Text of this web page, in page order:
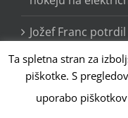
Jožef Franc
Še 750 dni do
2028
Ta spletna stran za
piškotke. S
uporabo